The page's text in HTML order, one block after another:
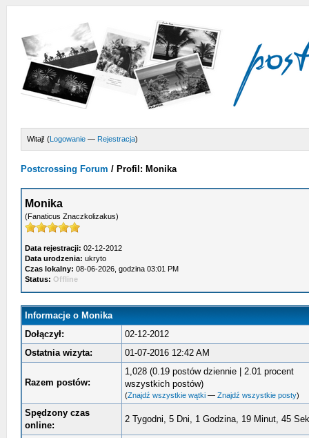
Witaj! (Logowanie — Rejestracja)
Postcrossing Forum / Profil: Monika
Monika
(Fanaticus Znaczkolizakus)
Data rejestracji: 02-12-2012
Data urodzenia: ukryto
Czas lokalny: 08-06-2026, godzina 03:01 PM
Status: Offline
Informacje o Monika
Dołączył:
02-12-2012
Ostatnia wizyta:
01-07-2016 12:42 AM
Razem postów:
1,028 (0.19 postów dziennie | 2.01 procent
wszystkich postów)
(Znajdź wszystkie wątki — Znajdź wszystkie posty)
Spędzony czas
online:
2 Tygodni, 5 Dni, 1 Godzina, 19 Minut, 45